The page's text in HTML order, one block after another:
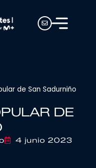
de San Sadurniño
DE
4 junio 2023